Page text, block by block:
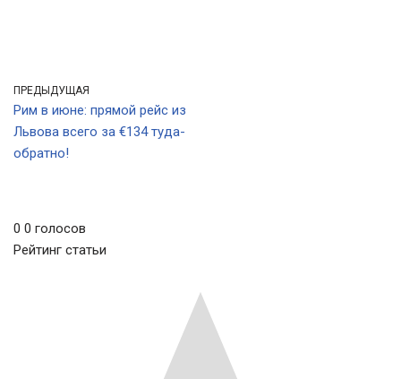
ПРЕДЫДУЩАЯ
Рим в июне: прямой рейс из
Львова всего за €134 туда-
обратно!
0 0 голосов
Рейтинг статьи